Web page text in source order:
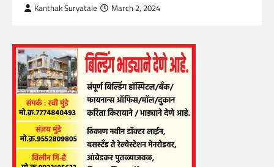
Kanthak Suryatale March 2, 2024